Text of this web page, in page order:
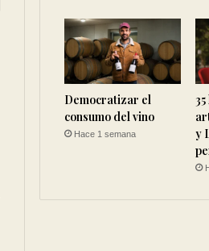
Democratizar el
consumo del vino
Hace 1 semana
y